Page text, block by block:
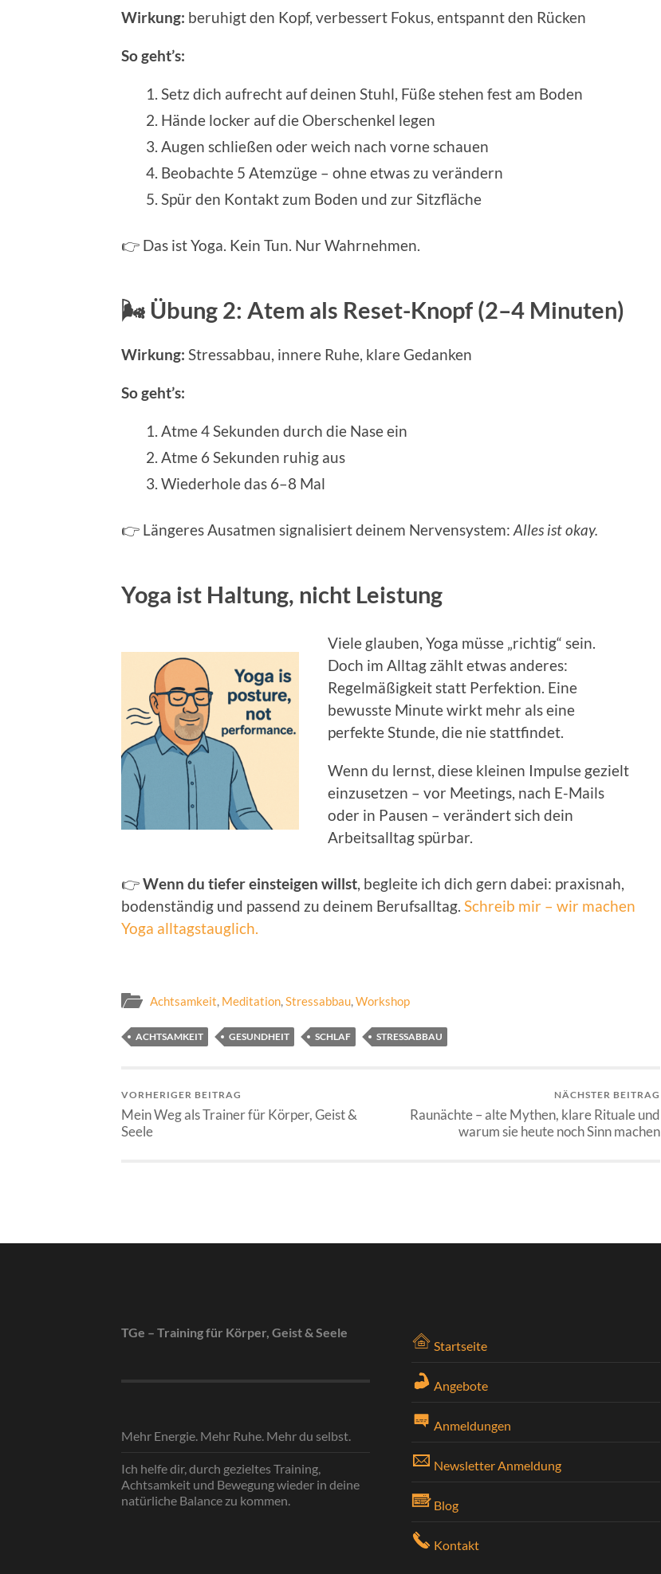
Wirkung: beruhigt den Kopf, verbessert Fokus, entspannt den Rücken
So geht’s:
Setz dich aufrecht auf deinen Stuhl, Füße stehen fest am Boden
Hände locker auf die Oberschenkel legen
Augen schließen oder weich nach vorne schauen
Beobachte 5 Atemzüge – ohne etwas zu verändern
Spür den Kontakt zum Boden und zur Sitzfläche
👉 Das ist Yoga. Kein Tun. Nur Wahrnehmen.
🌬️ Übung 2: Atem als Reset-Knopf (2–4 Minuten)
Wirkung: Stressabbau, innere Ruhe, klare Gedanken
So geht’s:
Atme 4 Sekunden durch die Nase ein
Atme 6 Sekunden ruhig aus
Wiederhole das 6–8 Mal
👉 Längeres Ausatmen signalisiert deinem Nervensystem: Alles ist okay.
Yoga ist Haltung, nicht Leistung
Viele glauben, Yoga müsse „richtig“ sein.
Doch im Alltag zählt etwas anderes:
Regelmäßigkeit statt Perfektion. Eine
bewusste Minute wirkt mehr als eine
perfekte Stunde, die nie stattfindet.
Wenn du lernst, diese kleinen Impulse gezielt
einzusetzen – vor Meetings, nach E-Mails
oder in Pausen – verändert sich dein
Arbeitsalltag spürbar.
👉Wenn du tiefer einsteigen willst, begleite ich dich gern dabei: praxisnah,
bodenständig und passend zu deinem Berufsalltag. Schreib mir – wir machen
Yoga alltagstauglich.
Achtsamkeit, Meditation,Stressabbau,Workshop
ACHTSAMKEIT GESUNDHEIT SCHLAF STRESSABBAU
VORHERIGER BEITRAG
Mein Weg als Trainer für Körper, Geist &
Seele
NÄCHSTER BEITRAG
Raunächte – alte Mythen, klare Rituale und
warum sie heute noch Sinn machen
TGe – Training für Körper, Geist & Seele
Mehr Energie. Mehr Ruhe. Mehr du selbst.
Ich helfe dir, durch gezieltes Training,
Achtsamkeit und Bewegung wieder in deine
natürliche Balance zu kommen.
Startseite
Angebote
Anmeldungen
Newsletter Anmeldung
Blog
Kontakt